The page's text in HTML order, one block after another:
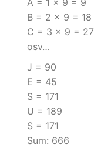
A = 1 x 9 = 9
B = 2 x 9 = 18
C = 3 x 9 = 27
osv…
J = 90
E = 45
S = 171
U = 189
S = 171
Sum: 666